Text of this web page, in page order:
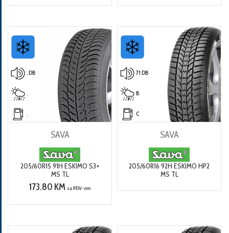
. DB
SAVA
205/60R15 91H ESKIMO S3+
MS TL
173.80 KM sa PDV-om
71 DB
B
C
SAVA
205/60R16 92H ESKIMO HP2
MS TL